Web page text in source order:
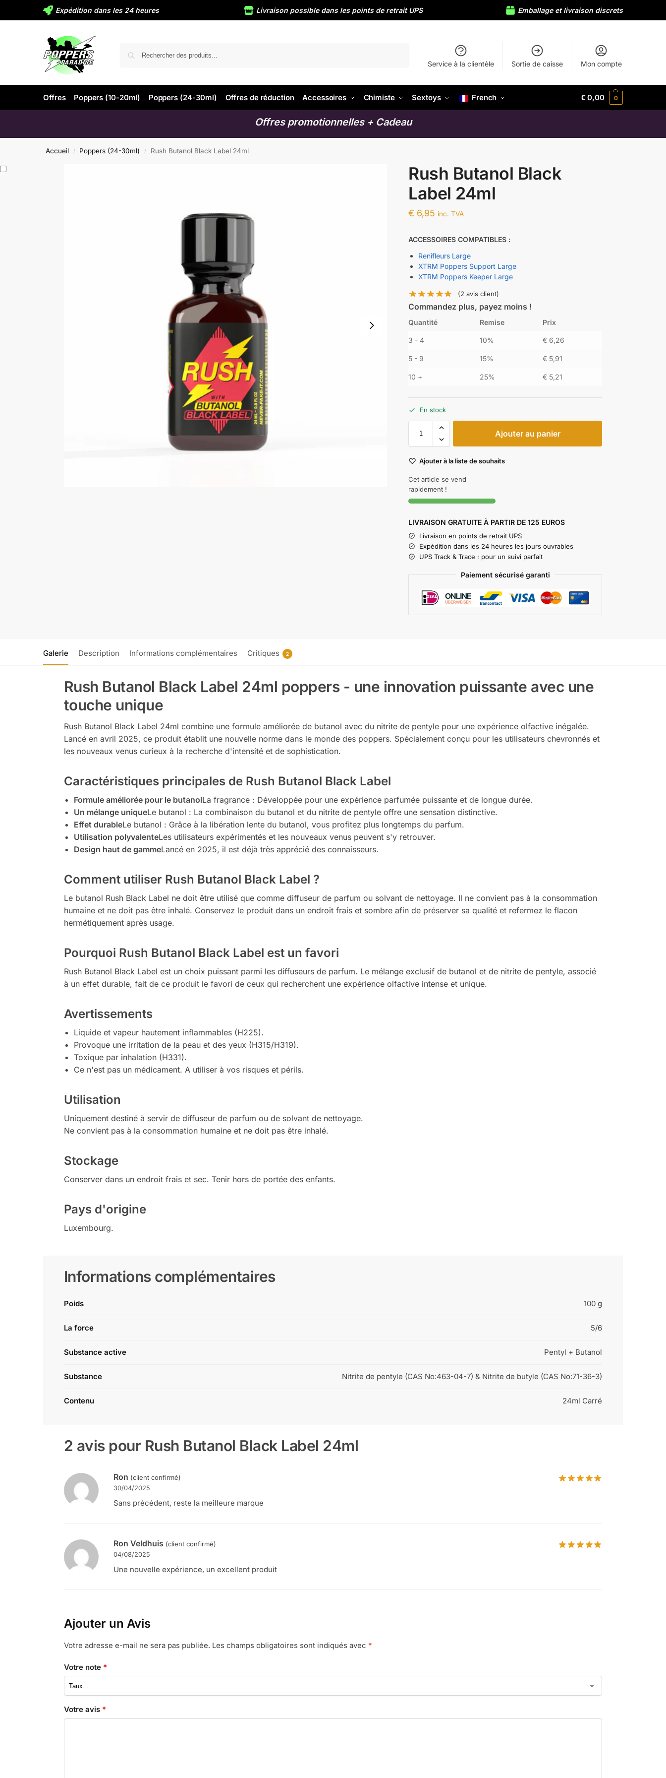
Expédition dans les 24 heures Livraison possible dans les points de retrait UPS Emballage et livraison discrets
Service à la clientèle Sortie de caisse Mon compte
Offres Poppers (10-20ml) Poppers (24-30ml) Offres de réduction Accessoires Chimiste Sextoys French €0,00 0
Offres promotionnelles + Cadeau
Accueil / Poppers (24-30ml) / Rush Butanol Black Label 24ml
Rush Butanol Black
Label 24ml
€ 6,95 inc. TVA
ACCESSOIRES COMPATIBLES :
Renifleurs Large
XTRM Poppers Support Large
XTRM Poppers Keeper Large
(2 avis client)
Commandez plus, payez moins !
Quantité Remise Prix
3 - 4 10% € 6,26
5 - 9 15% € 5,91
10 + 25% € 5,21
En stock
Ajouter au panier
Ajouter à la liste de souhaits
Cet article se vend
rapidement !
LIVRAISON GRATUITE À PARTIR DE 125 EUROS
Livraison en points de retrait UPS
Expédition dans les 24 heures les jours ouvrables
UPS Track & Trace : pour un suivi parfait
Paiement sécurisé garanti
Galerie Description Informations complémentaires Critiques 2
Rush Butanol Black Label 24ml poppers - une innovation puissante avec une
touche unique
Rush Butanol Black Label 24ml combine une formule améliorée de butanol avec du nitrite de pentyle pour une expérience olfactive inégalée.
Lancé en avril 2025, ce produit établit une nouvelle norme dans le monde des poppers. Spécialement conçu pour les utilisateurs chevronnés et
les nouveaux venus curieux à la recherche d'intensité et de sophistication.
Caractéristiques principales de Rush Butanol Black Label
Formule améliorée pour le butanolLa fragrance : Développée pour une expérience parfumée puissante et de longue durée.
Un mélange uniqueLe butanol : La combinaison du butanol et du nitrite de pentyle offre une sensation distinctive.
Effet durableLe butanol : Grâce à la libération lente du butanol, vous profitez plus longtemps du parfum.
Utilisation polyvalenteLes utilisateurs expérimentés et les nouveaux venus peuvent s'y retrouver.
Design haut de gammeLancé en 2025, il est déjà très apprécié des connaisseurs.
Comment utiliser Rush Butanol Black Label ?
Le butanol Rush Black Label ne doit être utilisé que comme diffuseur de parfum ou solvant de nettoyage. Il ne convient pas à la consommation
humaine et ne doit pas être inhalé. Conservez le produit dans un endroit frais et sombre afin de préserver sa qualité et refermez le flacon
hermétiquement après usage.
Pourquoi Rush Butanol Black Label est un favori
Rush Butanol Black Label est un choix puissant parmi les diffuseurs de parfum. Le mélange exclusif de butanol et de nitrite de pentyle, associé
à un effet durable, fait de ce produit le favori de ceux qui recherchent une expérience olfactive intense et unique.
Avertissements
Liquide et vapeur hautement inflammables (H225).
Provoque une irritation de la peau et des yeux (H315/H319).
Toxique par inhalation (H331).
Ce n'est pas un médicament. A utiliser à vos risques et périls.
Utilisation
Uniquement destiné à servir de diffuseur de parfum ou de solvant de nettoyage.
Ne convient pas à la consommation humaine et ne doit pas être inhalé.
Stockage
Conserver dans un endroit frais et sec. Tenir hors de portée des enfants.
Pays d'origine
Luxembourg.
Informations complémentaires
Poids 100 g
La force 5/6
Substance active Pentyl + Butanol
Substance Nitrite de pentyle (CAS No:463-04-7) & Nitrite de butyle (CAS No:71-36-3)
Contenu 24ml Carré
2 avis pour Rush Butanol Black Label 24ml
Ron (client confirmé)
30/04/2025
Sans précédent, reste la meilleure marque
Ron Veldhuis (client confirmé)
04/08/2025
Une nouvelle expérience, un excellent produit
Ajouter un Avis
Votre adresse e-mail ne sera pas publiée. Les champs obligatoires sont indiqués avec *
Votre note *
Votre avis *